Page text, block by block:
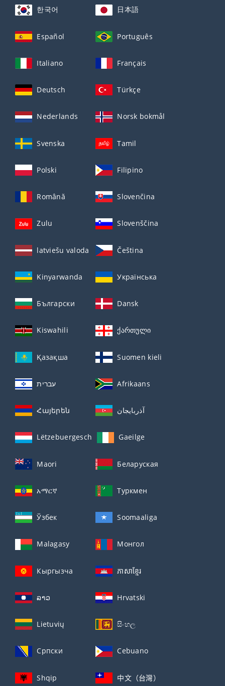
한국어 日本語
Español Português
Italiano Français
Deutsch Türkçe
Nederlands Norsk bokmål
Svenska Tamil
Polski Filipino
Română Slovenčina
Zulu Slovenščina
latviešu valoda Čeština
Kinyarwanda Українська
Български Dansk
Kiswahili ქართული
Қазақша Suomen kieli
עברית Afrikaans
Հայերեն آذربايجان
Lëtzebuergesch Gaeilge
Maori Беларуская
አማርኛ Туркмен
Ўзбек Soomaaliga
Malagasy Монгол
Кыргызча ភាសាខ្មែរ
ລາວ Hrvatski
Lietuvių සිංහල
Српски Cebuano
Shqip 中文（台灣）